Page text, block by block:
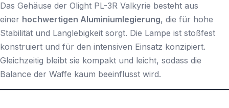
Das Gehäuse der Olight PL-3R Valkyrie besteht aus
einer hochwertigen Aluminiumlegierung, die für hohe
Stabilität und Langlebigkeit sorgt. Die Lampe ist stoßfest
konstruiert und für den intensiven Einsatz konzipiert.
Gleichzeitig bleibt sie kompakt und leicht, sodass die
Balance der Waffe kaum beeinflusst wird.